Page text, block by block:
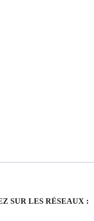
SUR LES RÉSEAUX :